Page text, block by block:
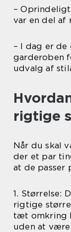
–
var en del af
– I dag er
garderoben
udvalg af
rigtige
Når du skal
der et par
at de
1. Størrelse:
rigtige
tæt omkring
uden at